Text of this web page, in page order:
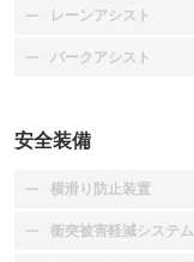
レーンアシスト
：装備なし
パークアシスト
：装備なし
安全装備
横滑り防止装置
：装備なし
衝突被害軽減システム
：装備なし